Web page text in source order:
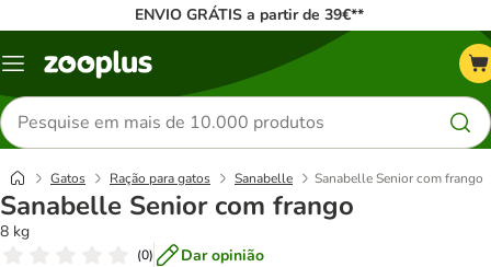
ENVIO GRÁTIS a partir de 39€**
Menu
Pesquisar
produtos
Gatos Ração para gatos Sanabelle Sanabelle Senior com frango
Sanabelle Senior com frango
8 kg
(0) Dar opinião